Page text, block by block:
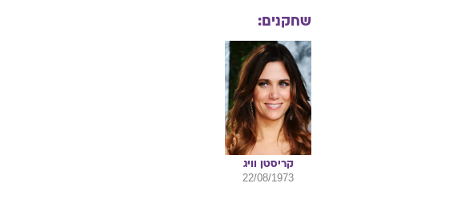
שחקנים:
קריסטן וויג
22/08/1973